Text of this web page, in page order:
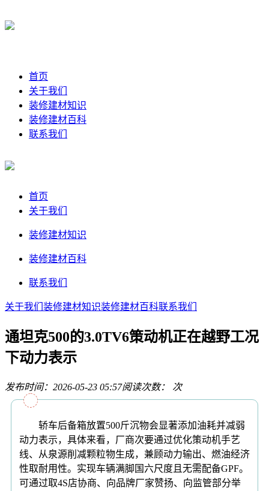
首页
关于我们
装修建材知识
装修建材百科
联系我们
首页
关于我们
装修建材知识
装修建材百科
联系我们
关于我们 装修建材知识装修建材百科联系我们
通坦克500的3.0TV6策动机正在越野工况
下动力表示
发布时间：2026-05-23 05:57阅读次数： 次
轿车后备箱放置500斤沉物会显著添加油耗并减弱
动力表示，具体来看，厂商次要通过优化策动机手艺
线、从泉源削减颗粒物生成，兼顾动力输出、燃油经济
性取耐用性。实现车辆满脚国六尺度且无需配备GPF。
可通过取4S店协商、向品牌厂家赞扬、向监管部分举